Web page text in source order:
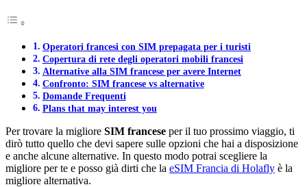
Operatori francesi con SIM prepagata per i turisti
Copertura di rete degli operatori mobili francesi
Alternative alla SIM francese per avere Internet
Confronto: SIM francese vs alternative
Domande Frequenti
Plans that may interest you
Per trovare la migliore SIM francese per il tuo prossimo viaggio, ti
dirò tutto quello che devi sapere sulle opzioni che hai a disposizione
e anche alcune alternative. In questo modo potrai scegliere la
migliore per te e posso già dirti che la eSIM Francia di Holafly è la
migliore alternativa.